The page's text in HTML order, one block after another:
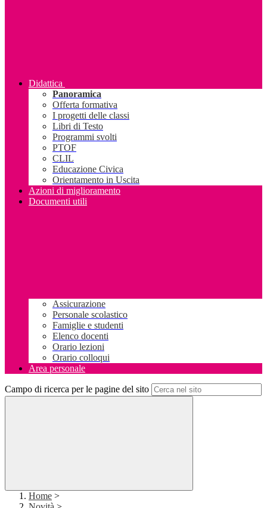
Didattica
Panoramica
Offerta formativa
I progetti delle classi
Libri di Testo
Programmi svolti
PTOF
CLIL
Educazione Civica
Orientamento in Uscita
Azioni di miglioramento
Documenti utili
Assicurazione
Personale scolastico
Famiglie e studenti
Elenco docenti
Orario lezioni
Orario colloqui
Area personale
Campo di ricerca per le pagine del sito
Home >